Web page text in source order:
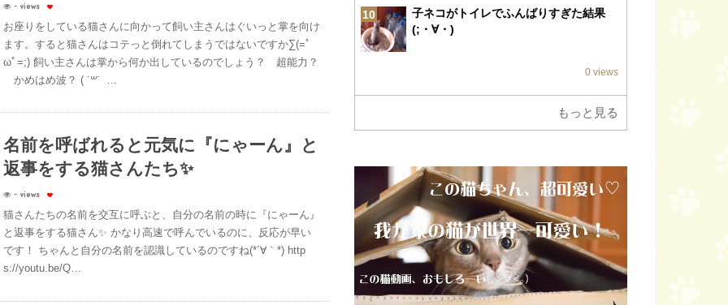
- views
お座りをしている猫さんに向かって飼い主さんはぐいっと掌を向け
ます。すると猫さんはコテっと倒れてしまうではないですか∑(=ﾟ
ωﾟ=;) 飼い主さんは掌から何か出しているのでしょう？ 超能力？
かめはめ波？ ( ˙꒳​˙ …
名前を呼ばれると元気に『にゃーん』と
返事をする猫さんたち✨
- views
猫さんたちの名前を交互に呼ぶと、自分の名前の時に『にゃーん』
と返事をする猫さん✨ かなり高速で呼んでいるのに、反応が早い
です！ ちゃんと自分の名前を認識しているのですね(*´∀｀*) http
s://youtu.be/Q…
10
子ネコがトイレでふんばりすぎた結果
(;・∀・)
0 views
もっと見る